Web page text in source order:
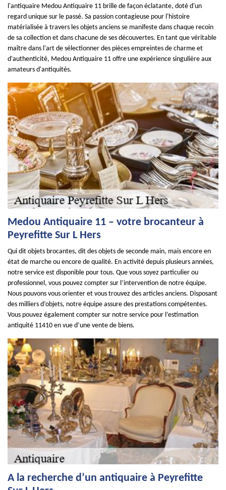
l'antiquaire Medou Antiquaire 11 brille de façon éclatante, doté d'un
regard unique sur le passé. Sa passion contagieuse pour l'histoire
matérialisée à travers les objets anciens se manifeste dans chaque recoin
de sa collection et dans chacune de ses découvertes. En tant que véritable
maître dans l'art de sélectionner des pièces empreintes de charme et
d'authenticité, Medou Antiquaire 11 offre une expérience singulière aux
amateurs d'antiquités.
Medou Antiquaire 11 – votre brocanteur à
Peyrefitte Sur L Hers
Qui dit objets brocantes, dit des objets de seconde main, mais encore en
état de marche ou encore de qualité. En activité depuis plusieurs années,
notre service est disponible pour tous. Que vous soyez particulier ou
professionnel, vous pouvez compter sur l’intervention de notre équipe.
Nous pouvons vous orienter et vous trouvez des articles anciens. Disposant
des milliers d’objets, notre équipe assure des prestations compétentes.
Vous pouvez également compter sur notre service pour l’estimation
antiquité 11410 en vue d’une vente de biens.
A la recherche d’un antiquaire à Peyrefitte